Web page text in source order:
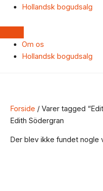
Hollandsk bogudsalg
Om os
Hollandsk bogudsalg
Forside / Varer tagged
Edith Södergran
Der blev ikke fundet nogle